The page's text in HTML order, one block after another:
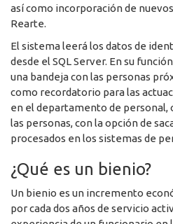
así como incorporación de
Rearte.
El sistema leerá los datos de
desde el SQL Server. En su
una bandeja con las personas
como recordatorio para las
en el departamento de personal,
las personas, con la opción de
procesados en los sistemas de
¿Qué es un bienio?
Un bienio es un incremento
por cada dos años de servicio